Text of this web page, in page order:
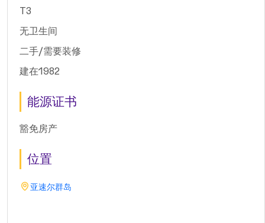
T3
无卫生间
二手/需要装修
建在1982
能源证书
豁免房产
位置
亚速尔群岛